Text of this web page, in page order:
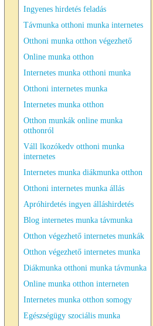
Ingyenes hirdetés feladás
Távmunka otthoni munka internetes
Otthoni munka otthon végezhető
Online munka otthon
Internetes munka otthoni munka
Otthoni internetes munka
Internetes munka otthon
Otthon munkák online munka
otthonról
Váll lkozókedv otthoni munka
internetes
Internetes munka diákmunka otthon
Otthoni internetes munka állás
Apróhirdetés ingyen álláshirdetés
Blog internetes munka távmunka
Otthon végezhető internetes munkák
Otthon végezhető internetes munka
Diákmunka otthoni munka távmunka
Online munka otthon interneten
Internetes munka otthon somogy
Egészségügy szociális munka